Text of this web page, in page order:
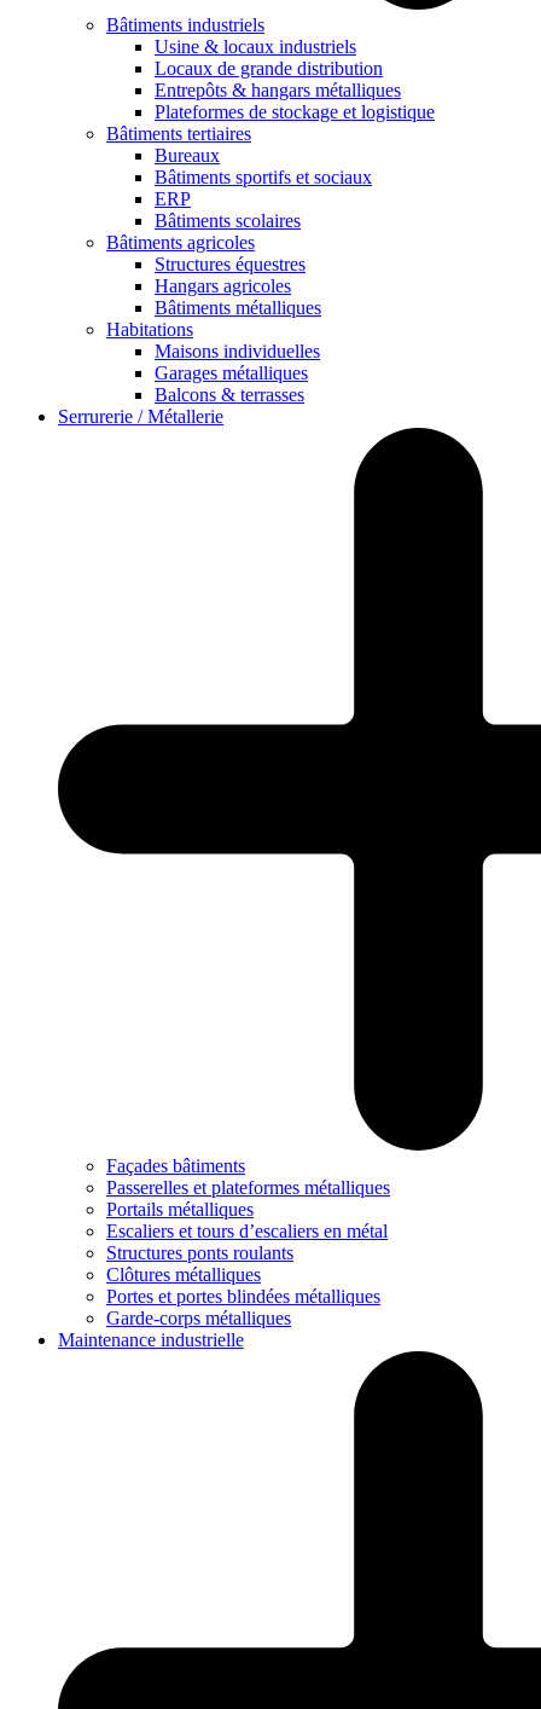
Bâtiments industriels
Usine & locaux industriels
Locaux de grande distribution
Entrepôts & hangars métalliques
Plateformes de stockage et logistique
Bâtiments tertiaires
Bureaux
Bâtiments sportifs et sociaux
ERP
Bâtiments scolaires
Bâtiments agricoles
Structures équestres
Hangars agricoles
Bâtiments métalliques
Habitations
Maisons individuelles
Garages métalliques
Balcons & terrasses
Serrurerie / Métallerie
Façades bâtiments
Passerelles et plateformes métalliques
Portails métalliques
Escaliers et tours d’escaliers en métal
Structures ponts roulants
Clôtures métalliques
Portes et portes blindées métalliques
Garde-corps métalliques
Maintenance industrielle